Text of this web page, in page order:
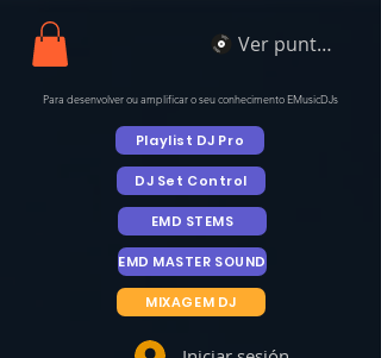
Ver puntos
Para desenvolver ou amplificar o seu conhecimento EMusicDJs
Playlist DJ Pro
DJ Set Control
EMD STEMS
EMD MASTER SOUND
MIXAGEM DJ